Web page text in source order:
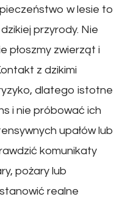
w lesie to
przyrody. Nie
płoszmy zwierząt i
z dzikimi
dlatego istotne
i nie próbować ich
upałów lub
komunikaty
pożary lub
realne